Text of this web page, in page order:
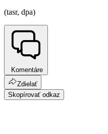
(tasr, dpa)
Komentáre
Zdielať
Skopírovať odkaz